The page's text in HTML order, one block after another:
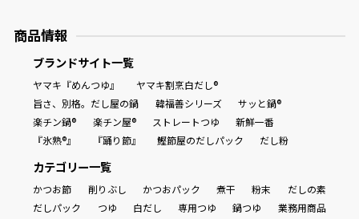
商品情報
ブランドサイト一覧
ヤマキ『めんつゆ』
ヤマキ割烹白だし®
旨さ、別格。だし屋の鍋
韓福善シリーズ
サッと鍋®
楽チン鍋®
楽チン屋® ストレートつゆ
新鮮一番
『氷熟®』
『踊り節』 鰹節屋のだしパック だし粉
カテゴリー一覧
かつお節 削りぶし かつおパック 煮干 粉末
だしの素
だしパック
つゆ 白だし 専用つゆ 鍋つゆ 業務用商品